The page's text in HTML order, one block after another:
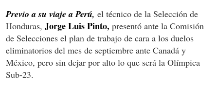
Previo a su viaje a Perú, el técnico de la Selección de
Honduras, Jorge Luis Pinto, presentó ante la Comisión
de Selecciones el plan de trabajo de cara a los duelos
eliminatorios del mes de septiembre ante Canadá y
México, pero sin dejar por alto lo que será la Olímpica
Sub-23.